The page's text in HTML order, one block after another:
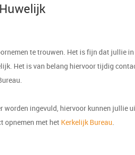
Huwelijk
te trouwen. Het is fijn dat jullie in
Het is van belang hiervoor tijdig
worden ingevuld, hiervoor kunnen jullie
opnemen met het Kerkelijk Bureau.